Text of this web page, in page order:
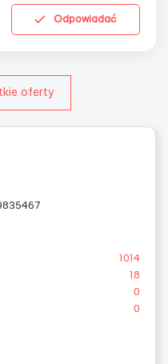
— 1 раз в...
Odpowiadać
oferty
1014
18
0
0